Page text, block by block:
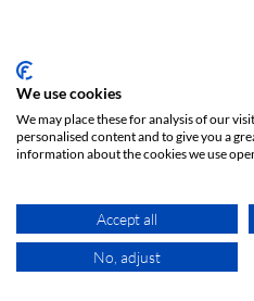
Leipzig Creatieve vergadering
Mainz Creatieve vergadering
München Creatieve
Stuttgart Creatieve vergadering
Wenen Creatieve vergadering
Zürich Creatieve vergadering
We use cookies
We may place these for analysis of our
personalised content and to give you a
information about the cookies we use
Accept all
No, adjust